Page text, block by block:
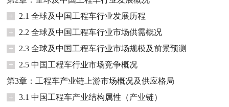
+
2.1 全球及中国工程车行业发展历程
+
2.2 全球及中国工程车行业市场供需概况
+
2.3 全球及中国工程车行业市场规模及前景预测
+
2.5 中国工程车行业市场竞争概况
第3章：工程车产业链上游市场概况及供应格局
+
3.1 中国工程车产业结构属性（产业链）